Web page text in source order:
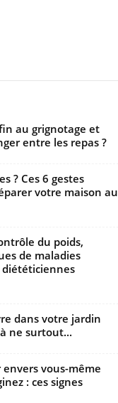
au grignotage et
entre les repas ?
? Ces 6 gestes
votre maison au
du poids,
de maladies
dans votre jardin
ne surtout...
vous-même
: ces signes